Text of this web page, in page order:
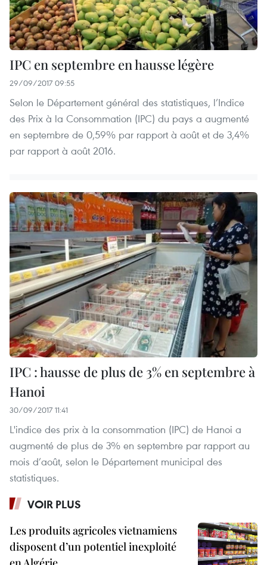
IPC en septembre en hausse légère
29/09/2017 09:55
Selon le Département général des statistiques, l’Indice
des Prix à la Consommation (IPC) du pays a augmenté
en septembre de 0,59% par rapport à août et de 3,4%
par rapport à août 2016.
IPC : hausse de plus de 3% en septembre à
Hanoi
30/09/2017 11:41
L'indice des prix à la consommation (IPC) de Hanoi a
augmenté de plus de 3% en septembre par rapport au
mois d’août, selon le Département municipal des
statistiques.
VOIR PLUS
Les produits agricoles vietnamiens
disposent d’un potentiel inexploité